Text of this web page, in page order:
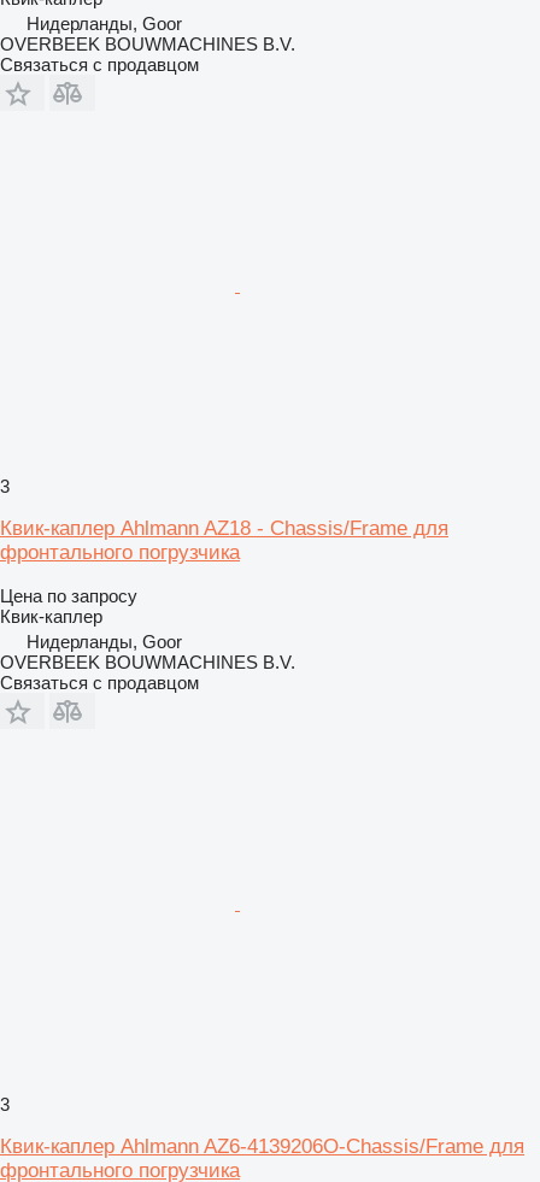
Нидерланды, Goor
OVERBEEK BOUWMACHINES B.V.
Связаться с продавцом
3
Квик-каплер Ahlmann AZ18 - Chassis/Frame для
фронтального погрузчика
Цена по запросу
Квик-каплер
Нидерланды, Goor
OVERBEEK BOUWMACHINES B.V.
Связаться с продавцом
3
Квик-каплер Ahlmann AZ6-4139206O-Chassis/Frame для
фронтального погрузчика